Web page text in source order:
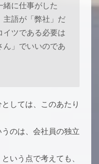
緒に仕事がした
主語が「弊社」だ
イツである必要は
ん」でいいのであ
しては、このあたり
のは、会社員の独立
いう点で考えても、